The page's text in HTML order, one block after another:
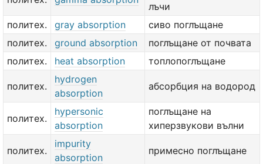
лъчи
политех.
gray absorption
сиво поглъщане
политех.
ground absorption
поглъщане от почвата
политех.
heat absorption топлопоглъщане
политех.
hydrogen
absorption
абсорбция на водород
политех.
hypersonic
absorption
поглъщане на
хиперзвукови вълни
политех.
impurity
absorption
примесно поглъщане